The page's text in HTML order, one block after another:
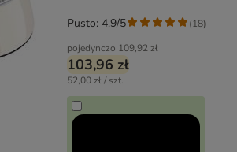
pojedynczo 109,92 zł
103,96 zł
52,00 zł / szt.
Pusto: 4.9/5 (18)